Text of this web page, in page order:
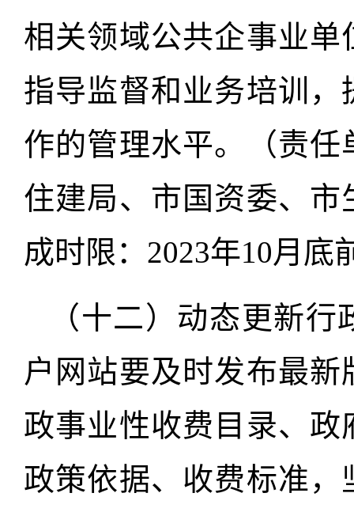
相关领域公共企事业
指导监督和业务培训
作的管理水平。（责
住建局、市国资委、
成时限：2023年10月底
（十二）动态更新
户网站要及时发布最
政事业性收费目录、
政策依据、收费标准